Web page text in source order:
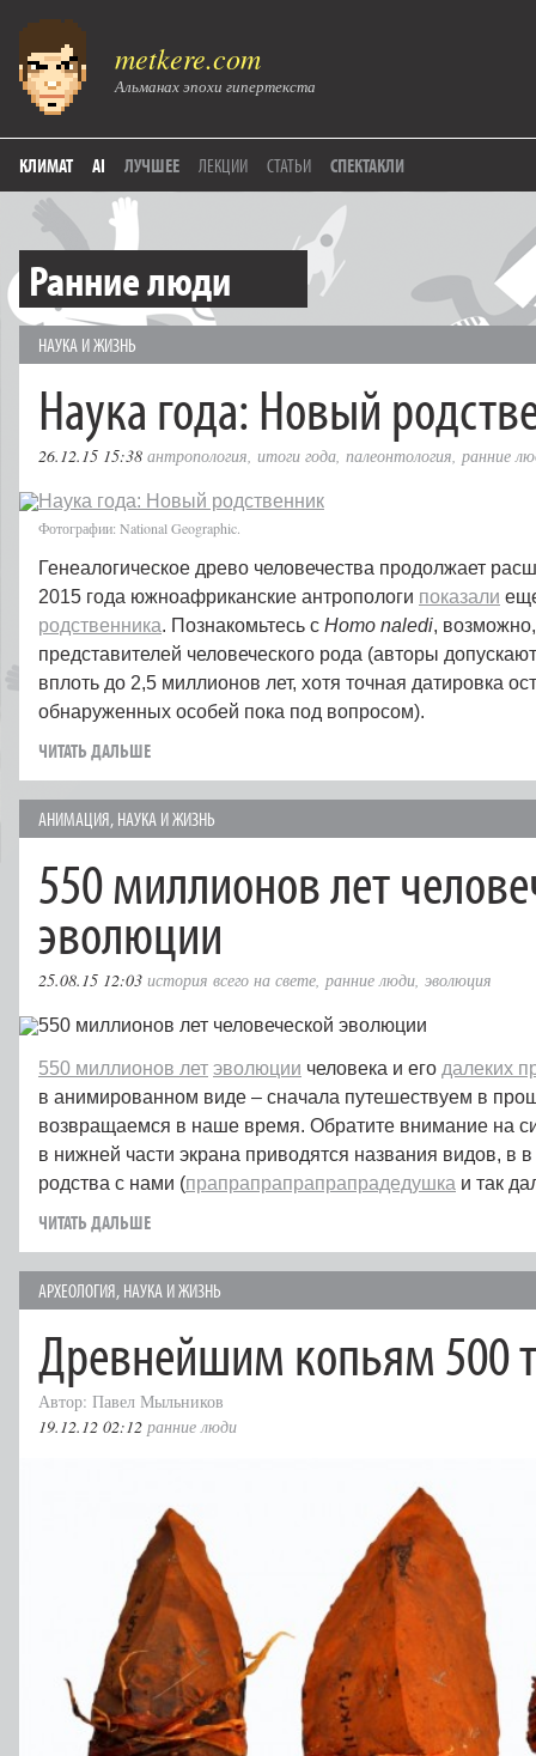
metkere.com
Альманах эпохи гипертекста
КЛИМАТ AI ЛУЧШЕЕ ЛЕКЦИИ СТАТЬИ СПЕКТАКЛИ
Ранние люди
НАУКА И ЖИЗНЬ
Наука года: Новый
26.12.15 15:38 антропология, итоги года, палеонтология, ранние
Фотографии: National Geographic.
Генеалогическое древо человечества продолжает
2015 года южноафриканские антропологи показали
родственника. Познакомьтесь с Homo naledi,
представителей человеческого рода (авторы
вплоть до 2,5 миллионов лет, хотя точная датировка
обнаруженных особей пока под вопросом).
ЧИТАТЬ ДАЛЬШЕ
АНИМАЦИЯ, НАУКА И ЖИЗНЬ
550 миллионов лет
эволюции
25.08.15 12:03 история всего на свете, ранние люди, эволюция
550 миллионов лет эволюции человека и его далеких
в анимированном виде – сначала путешествуем в
возвращаемся в наше время. Обратите внимание на
в нижней части экрана приводятся названия видов, в
родства с нами (прапрапрапрапрапрадедушка и так
ЧИТАТЬ ДАЛЬШЕ
АРХЕОЛОГИЯ, НАУКА И ЖИЗНЬ
Древнейшим копьям 500
Автор: Павел Мыльников
19.12.12 02:12 ранние люди